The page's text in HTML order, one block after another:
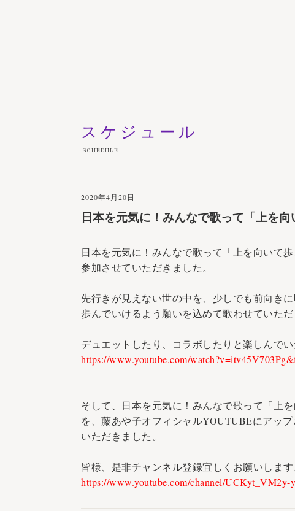
スケジュール
SCHEDULE
2020年4月20日
日本を元気に！みんなで歌って「上を向
日本を元気に！みんなで歌って「上を向いて
参加させていただきました。
先行きが見えない世の中を、少しでも前向き
歩んでいけるよう願いを込めて歌わせていただ
デュエットしたり、コラボしたりと楽しんでい
https://www.youtube.com/
そして、日本を元気に！みんなで歌って「上
を、藤あや子オフィシャルYOUTUBEにアップ
いただきました。
皆様、是非チャンネル登録宜しくお願いします
https://www.youtube.com/channel/